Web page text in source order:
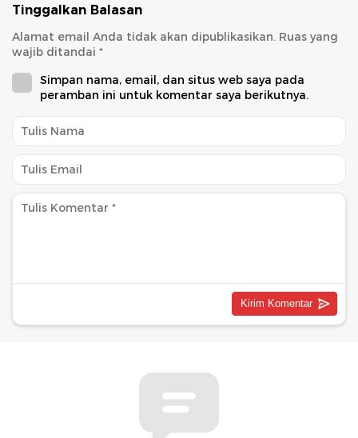
Tinggalkan Balasan
Alamat email Anda tidak akan dipublikasikan. Ruas yang
wajib ditandai *
Simpan nama, email, dan situs web saya pada
peramban ini untuk komentar saya berikutnya.